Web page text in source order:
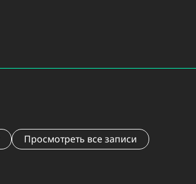
Просмотреть все записи